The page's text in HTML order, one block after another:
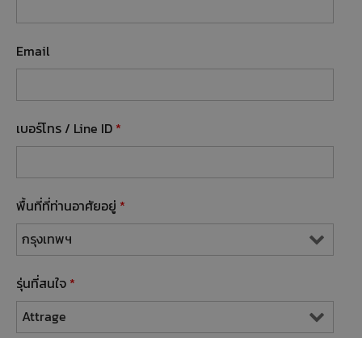
Email
เบอร์โทร / Line ID *
พื้นที่ที่ท่านอาศัยอยู่ *
รุ่นที่สนใจ *